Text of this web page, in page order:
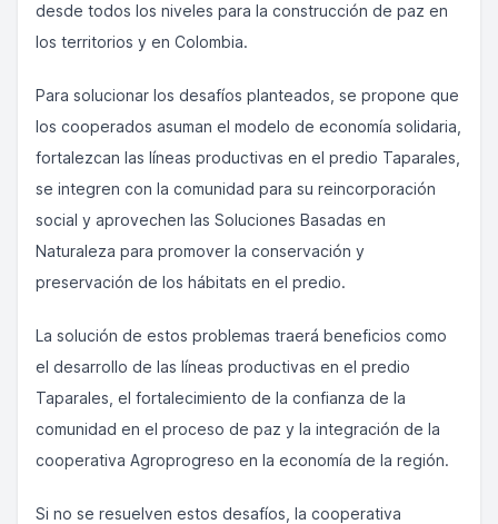
desde todos los niveles para la construcción de paz en
los territorios y en Colombia.
Para solucionar los desafíos planteados, se propone que
los cooperados asuman el modelo de economía solidaria,
fortalezcan las líneas productivas en el predio Taparales,
se integren con la comunidad para su reincorporación
social y aprovechen las Soluciones Basadas en
Naturaleza para promover la conservación y
preservación de los hábitats en el predio.
La solución de estos problemas traerá beneficios como
el desarrollo de las líneas productivas en el predio
Taparales, el fortalecimiento de la confianza de la
comunidad en el proceso de paz y la integración de la
cooperativa Agroprogreso en la economía de la región.
Si no se resuelven estos desafíos, la cooperativa